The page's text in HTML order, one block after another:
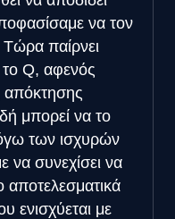
να τον
παίρνει
το Q, αφενός
απόκτησης
μπορεί να το
των ισχυρών
συνεχίσει να
αποτελεσματικά
ενισχύεται με